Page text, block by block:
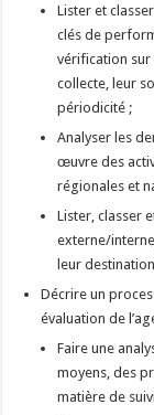
Lister et
clés de
vérification sur
collecte, leur
périodicité ;
Analyser les
œuvre des
régionales et
Lister, classer
externe/
leur
Décrire un
évaluation de
Faire une
moyens, des
matière de